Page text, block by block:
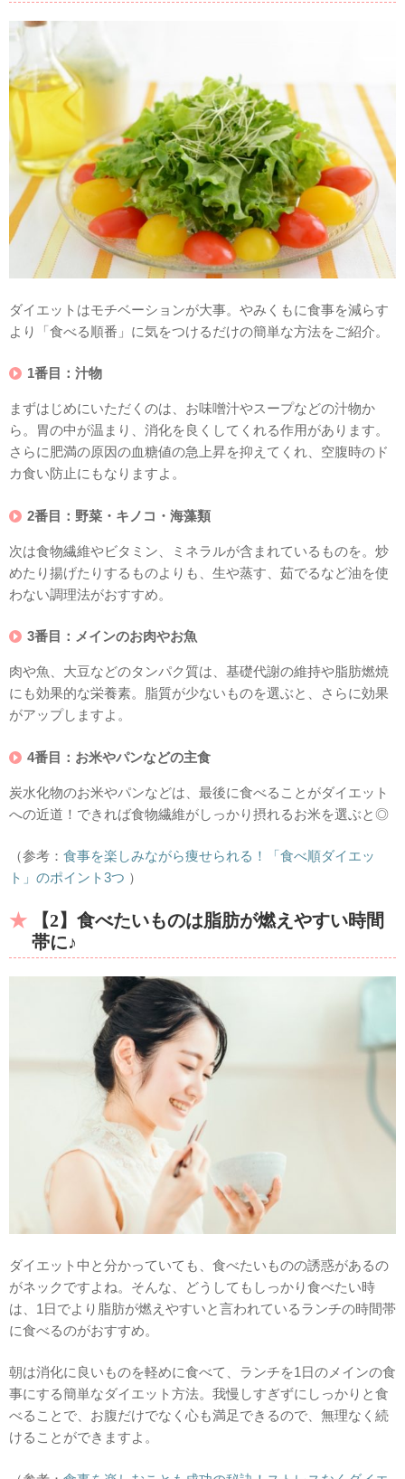
ダイエットはモチベーションが大事。やみくもに食事を減らす
より「食べる順番」に気をつけるだけの簡単な方法をご紹介。
1番目：汁物
まずはじめにいただくのは、お味噌汁やスープなどの汁物か
ら。胃の中が温まり、消化を良くしてくれる作用があります。
さらに肥満の原因の血糖値の急上昇を抑えてくれ、空腹時のド
カ食い防止にもなりますよ。
2番目：野菜・キノコ・海藻類
次は食物繊維やビタミン、ミネラルが含まれているものを。炒
めたり揚げたりするものよりも、生や蒸す、茹でるなど油を使
わない調理法がおすすめ。
3番目：メインのお肉やお魚
肉や魚、大豆などのタンパク質は、基礎代謝の維持や脂肪燃焼
にも効果的な栄養素。脂質が少ないものを選ぶと、さらに効果
がアップしますよ。
4番目：お米やパンなどの主食
炭水化物のお米やパンなどは、最後に食べることがダイエット
への近道！できれば食物繊維がしっかり摂れるお米を選ぶと◎
（参考： 食事を楽しみながら痩せられる！「食べ順ダイエッ
ト」のポイント3つ ）
【2】食べたいものは脂肪が燃えやすい時間
帯に♪
ダイエット中と分かっていても、食べたいものの誘惑があるの
がネックですよね。そんな、どうしてもしっかり食べたい時
は、1日でより脂肪が燃えやすいと言われているランチの時間帯
に食べるのがおすすめ。
朝は消化に良いものを軽めに食べて、ランチを1日のメインの食
事にする簡単なダイエット方法。我慢しすぎずにしっかりと食
べることで、お腹だけでなく心も満足できるので、無理なく続
けることができますよ。